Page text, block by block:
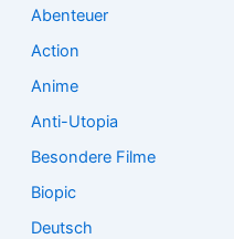
Abenteuer
Action
Anime
Anti-Utopia
Besondere Filme
Biopic
Deutsch